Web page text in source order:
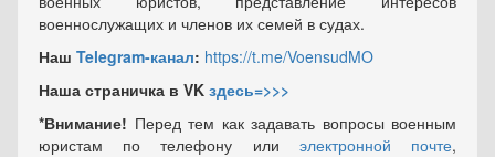
военнослужащих и членов их семей в судах.
Наш Telegram-канал: https://t.me/VoensudMO
Наша страничка в VK здесь=>>>
*Внимание! Перед тем как задавать вопросы военным
юристам по телефону или электронной почте,